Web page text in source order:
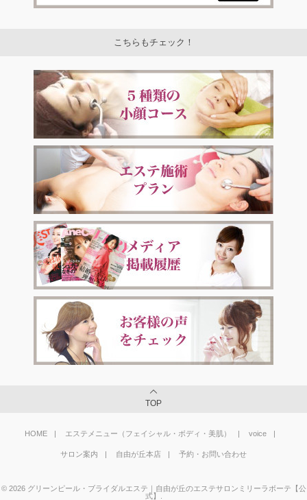
こちらもチェック！
TOP
HOME エステメニュー（フェイシャル・ボディ・美肌） voice
サロン案内 自由が丘本店 予約・お問い合わせ
© 2026 グリーンピール・ブライダルエステ｜自由が丘のエステサロンミリーラボーテ【公
式】